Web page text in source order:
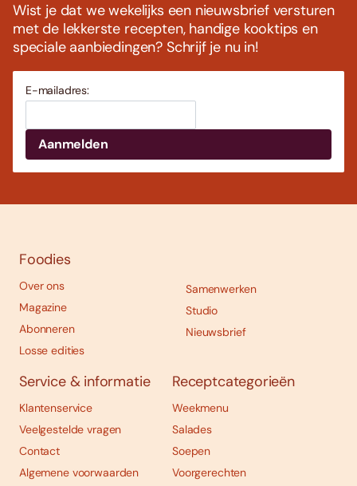
Wist je dat we wekelijks een nieuwsbrief versturen
met de lekkerste recepten, handige kooktips en
speciale aanbiedingen? Schrijf je nu in!
E-mailadres:
Foodies
Over ons
Magazine
Abonneren
Losse edities
Samenwerken
Studio
Nieuwsbrief
Service & informatie
Klantenservice
Veelgestelde vragen
Contact
Algemene voorwaarden
Receptcategorieën
Weekmenu
Salades
Soepen
Voorgerechten